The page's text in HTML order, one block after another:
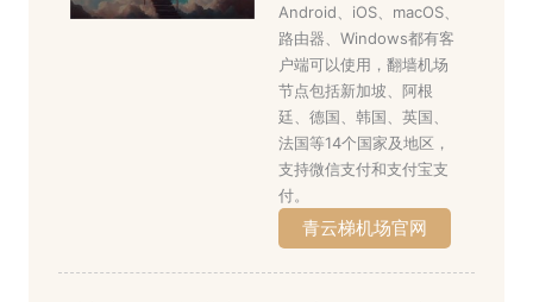
Android、iOS、macOS、
路由器、Windows都有客
户端可以使用，翻墙机场
节点包括新加坡、阿根
廷、德国、韩国、英国、
法国等14个国家及地区，
支持微信支付和支付宝支
付。
青云梯机场官网